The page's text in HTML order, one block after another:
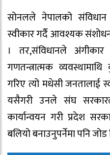
सोनलले नेपालको
स्वीकार गर्दै आवश्यक
। तर,संविधानले
गणतन्त्रात्मक
गरिए त्यो मधेसी जनतालाई
यसैगरी उनले संघ
कार्यान्वयन गरी प्रदेश
बलियो बनाउनुपर्नेमा पनि